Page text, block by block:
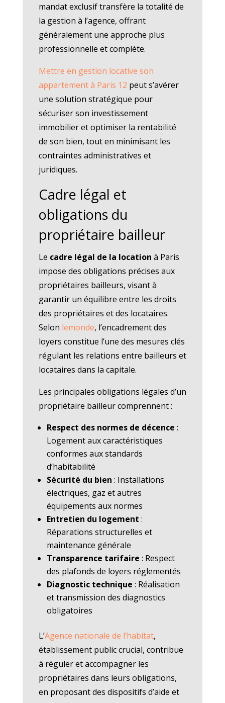
mandat exclusif transfère la totalité de
la gestion à l’agence, offrant
généralement une approche plus
professionnelle et complète.
Mettre en gestion locative son
appartement à Paris 12 peut s’avérer
une solution stratégique pour
sécuriser son investissement
immobilier et optimiser la rentabilité
de son bien, tout en minimisant les
contraintes administratives et
juridiques.
Cadre légal et
obligations du
propriétaire bailleur
Le cadre légal de la location à Paris
impose des obligations précises aux
propriétaires bailleurs, visant à
garantir un équilibre entre les droits
des propriétaires et des locataires.
Selon lemonde, l’encadrement des
loyers constitue l’une des mesures clés
régulant les relations entre bailleurs et
locataires dans la capitale.
Les principales obligations légales d’un
propriétaire bailleur comprennent :
Respect des normes de décence :
Logement aux caractéristiques
conformes aux standards
d’habitabilité
Sécurité du bien : Installations
électriques, gaz et autres
équipements aux normes
Entretien du logement :
Réparations structurelles et
maintenance générale
Transparence tarifaire : Respect
des plafonds de loyers réglementés
Diagnostic technique : Réalisation
et transmission des diagnostics
obligatoires
L’Agence nationale de l’habitat,
établissement public crucial, contribue
à réguler et accompagner les
propriétaires dans leurs obligations,
en proposant des dispositifs d’aide et